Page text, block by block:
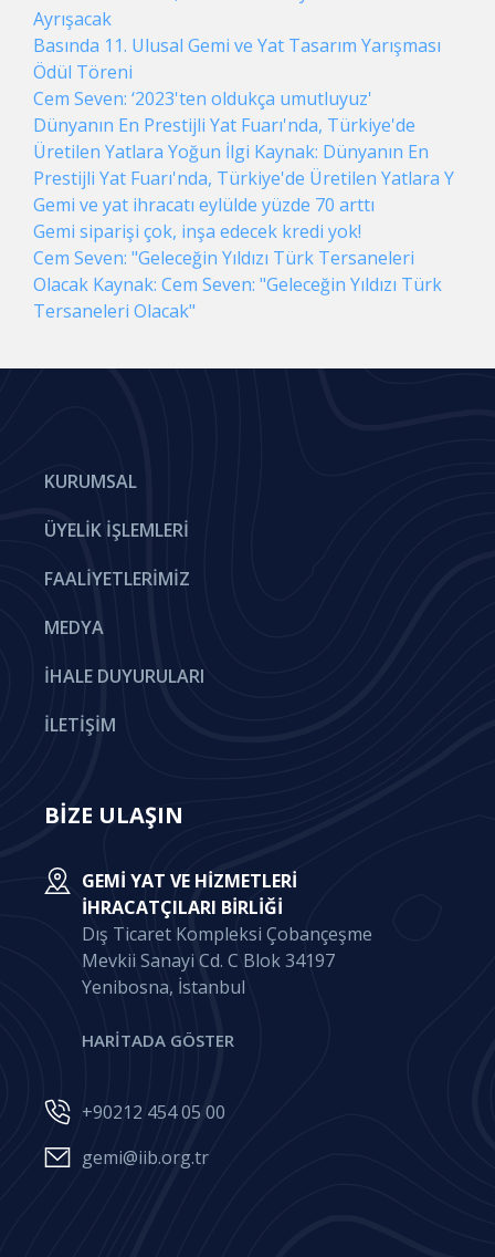
Ayrışacak
Basında 11. Ulusal Gemi ve Yat Tasarım Yarışması
Ödül Töreni
Cem Seven: ‘2023'ten oldukça umutluyuz'
Dünyanın En Prestijli Yat Fuarı'nda, Türkiye'de
Üretilen Yatlara Yoğun İlgi Kaynak: Dünyanın En
Prestijli Yat Fuarı'nda, Türkiye'de Üretilen Yatlara Y
Gemi ve yat ihracatı eylülde yüzde 70 arttı
Gemi siparişi çok, inşa edecek kredi yok!
Cem Seven: "Geleceğin Yıldızı Türk Tersaneleri
Olacak Kaynak: Cem Seven: "Geleceğin Yıldızı Türk
Tersaneleri Olacak"
KURUMSAL
ÜYELIK İŞLEMLERI
FAALIYETLERIMIZ
MEDYA
İHALE DUYURULARI
İLETIŞIM
BİZE ULAŞIN
GEMI YAT VE HIZMETLERI
İHRACATÇILARI BIRLIĞI
Dış Ticaret Kompleksi Çobançeşme
Mevkii Sanayi Cd. C Blok 34197
Yenibosna, İstanbul
HARİTADA GÖSTER
+90212 454 05 00
gemi@iib.org.tr